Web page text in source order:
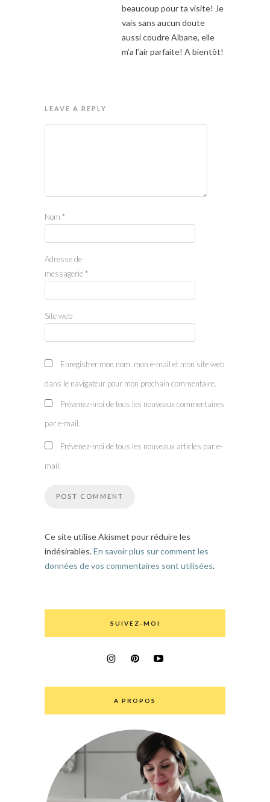
beaucoup pour ta visite! Je
vais sans aucun doute
aussi coudre Albane, elle
m’a l’air parfaite! A bientôt!
LEAVE A REPLY
Nom *
Adresse de
messagerie *
Site web
Enregistrer mon nom, mon e-mail et mon site web
dans le navigateur pour mon prochain commentaire.
Prévenez-moi de tous les nouveaux commentaires
par e-mail.
Prévenez-moi de tous les nouveaux articles par e-
mail.
Ce site utilise Akismet pour réduire les
indésirables.En savoir plus sur comment les
données de vos commentaires sont utilisées.
SUIVEZ-MOI
A PROPOS